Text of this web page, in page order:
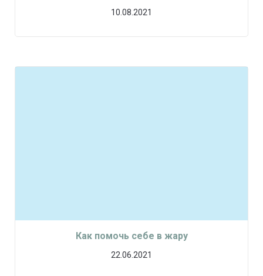
10.08.2021
Как помочь себе в жару
22.06.2021